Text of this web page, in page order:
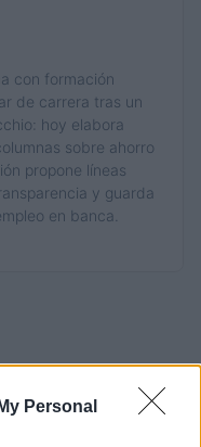
Personal
con formación
de carrera tras un
hoy elabora
sobre ahorro
propone líneas
y guarda
en banca.